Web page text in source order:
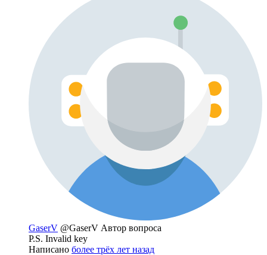
GaserV @GaserV Автор вопроса
P.S. Invalid key
Написано более трёх лет назад